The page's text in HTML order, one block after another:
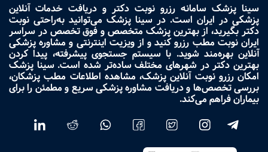
سینا پزشک سامانه رزرو نوبت دکتر و دریافت خدمات آنلاین
پزشکی در ایران است. در سینا پزشک می‌توانید به‌راحتی نوبت
دکتر بگیرید، از بهترین پزشک متخصص و فوق تخصص در سراسر
ایران نوبت مطب رزرو کنید و از ویزیت اینترنتی و مشاوره پزشکی
آنلاین بهره‌مند شوید. با سیستم جستجوی پیشرفته، پیدا کردن
بهترین دکتر در شهرهای مختلف ساده‌تر شده است. سینا پزشک
امکان رزرو نوبت آنلاین پزشک، مشاهده اطلاعات مطب پزشکان،
بررسی تخصص‌ها و دریافت مشاوره پزشکی سریع و مطمئن را برای
بیماران فراهم می‌کند.